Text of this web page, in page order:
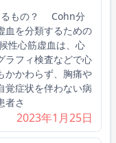
るもの？ Cohn分
血を分類するための
性心筋虚血は、心
ラフィ検査などで心
かかわらず、胸痛や
覚症状を伴わない病
者さ
2023年1月25日